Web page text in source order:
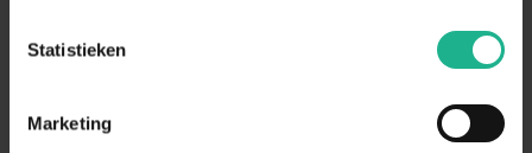
Statistieken
Marketing